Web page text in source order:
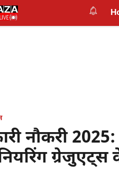
नौकरी
ग्रेजुएट्स